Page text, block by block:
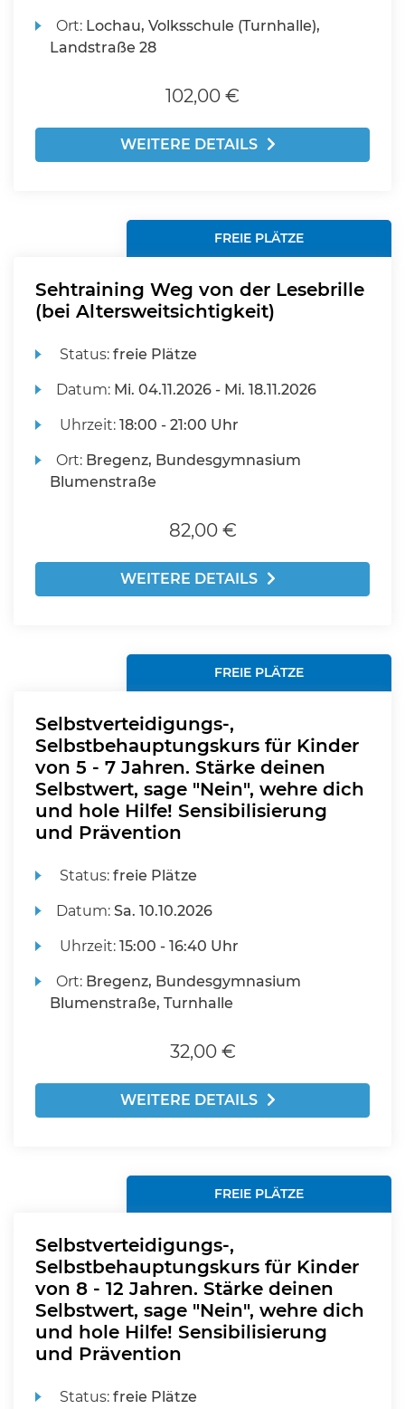
Ort: Lochau, Volksschule (Turnhalle),
Landstraße 28
102,00 €
WEITERE DETAILS
FREIE PLÄTZE
Sehtraining Weg von der Lesebrille
(bei Altersweitsichtigkeit)
Status:freie Plätze
Datum: Mi. 04.11.2026 - Mi. 18.11.2026
Uhrzeit:18:00 - 21:00 Uhr
Ort: Bregenz, Bundesgymnasium
Blumenstraße
82,00 €
WEITERE DETAILS
FREIE PLÄTZE
Selbstverteidigungs-,
Selbstbehauptungskurs für Kinder
von 5 - 7 Jahren. Stärke deinen
Selbstwert, sage "Nein", wehre dich
und hole Hilfe! Sensibilisierung
und Prävention
Status:freie Plätze
Datum:Sa. 10.10.2026
Uhrzeit:15:00 - 16:40 Uhr
Ort: Bregenz, Bundesgymnasium
Blumenstraße, Turnhalle
32,00 €
WEITERE DETAILS
FREIE PLÄTZE
Selbstverteidigungs-,
Selbstbehauptungskurs für Kinder
von 8 - 12 Jahren. Stärke deinen
Selbstwert, sage "Nein", wehre dich
und hole Hilfe! Sensibilisierung
und Prävention
Status:freie Plätze